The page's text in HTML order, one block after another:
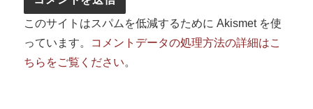
このサイトはスパムを低減するために Akismet を使
っています。 コメントデータの処理方法の詳細はこ
ちらをご覧ください。